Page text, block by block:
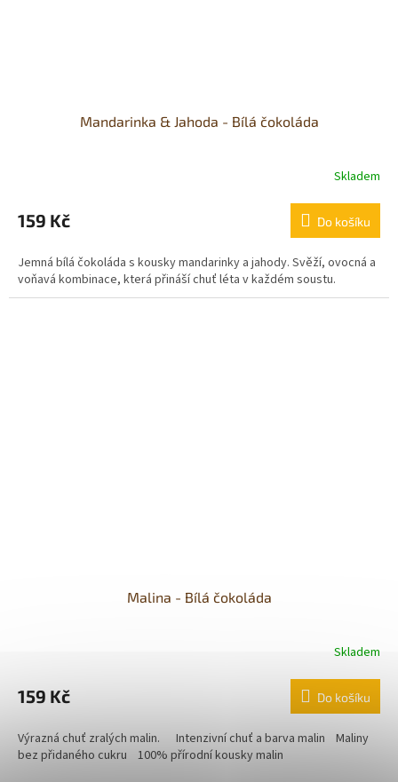
Mandarinka & Jahoda - Bílá čokoláda
Skladem
159 Kč Do košíku
Jemná bílá čokoláda s kousky mandarinky a jahody. Svěží, ovocná a
voňavá kombinace, která přináší chuť léta v každém soustu.
Malina - Bílá čokoláda
Skladem
159 Kč Do košíku
Výrazná chuť zralých malin. Intenzivní chuť a barva malin Maliny
bez přidaného cukru 100% přírodní kousky malin